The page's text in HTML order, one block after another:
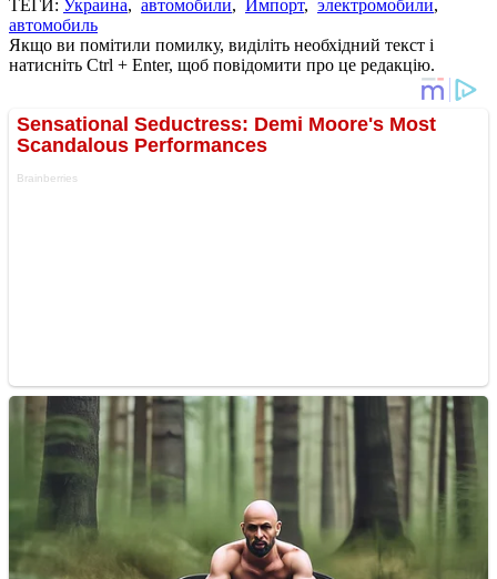
ТЕГИ: Украина, автомобили, Импорт, электромобили,
автомобиль
Якщо ви помітили помилку, виділіть необхідний текст і
натисніть Ctrl + Enter, щоб повідомити про це редакцію.